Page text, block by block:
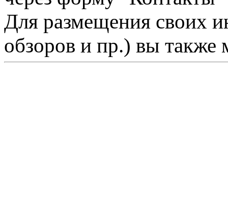
Для размещения своих
обзоров и пр.) вы также